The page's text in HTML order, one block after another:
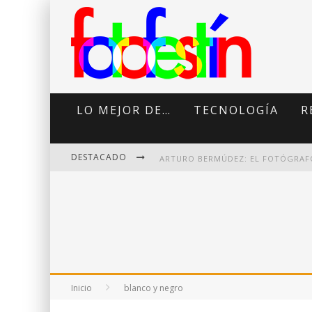
LO MEJOR DE… TECNOLOGÍA
DESTACADO
DI MARTINI: FOTOGRAFÍA
Inicio blanco y negro